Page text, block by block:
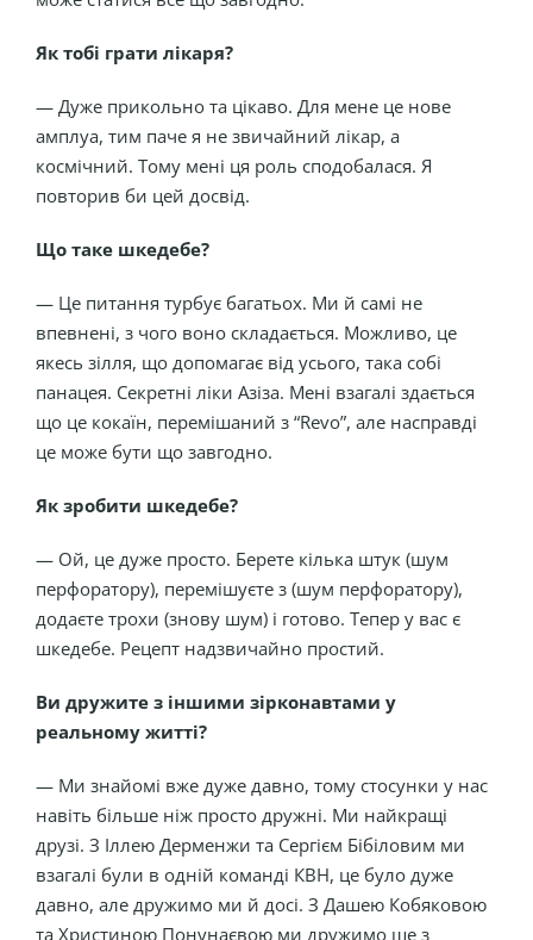
Як тобі грати лікаря?
— Дуже прикольно та цікаво. Для мене це нове
амплуа, тим паче я не звичайний лікар, а
космічний. Тому мені ця роль сподобалася. Я
повторив би цей досвід.
Що таке шкедебе?
— Це питання турбує багатьох. Ми й самі не
впевнені, з чого воно складається. Можливо, це
якесь зілля, що допомагає від усього, така собі
панацея. Секретні ліки Азіза. Мені взагалі здається
що це кокаїн, перемішаний з “Revo”, але насправді
це може бути що завгодно.
Як зробити шкедебе?
— Ой, це дуже просто. Берете кілька штук (шум
перфоратору), перемішуєте з (шум перфоратору),
додаєте трохи (знову шум) і готово. Тепер у вас є
шкедебе. Рецепт надзвичайно простий.
Ви дружите з іншими зірконавтами у
реальному житті?
— Ми знайомі вже дуже давно, тому стосунки у нас
навіть більше ніж просто дружні. Ми найкращі
друзі. З Іллею Дерменжи та Сергієм Бібіловим ми
взагалі були в одній команді КВН, це було дуже
давно, але дружимо ми й досі. З Дашею Кобяковою
та Христиною Понунаєвою ми дружимо ще з